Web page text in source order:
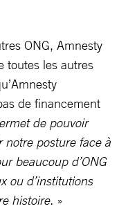
ONG, Amnesty
toutes les autres
de financement
de pouvoir
notre posture face à
beaucoup d’ONG
ou d’institutions
histoire. »